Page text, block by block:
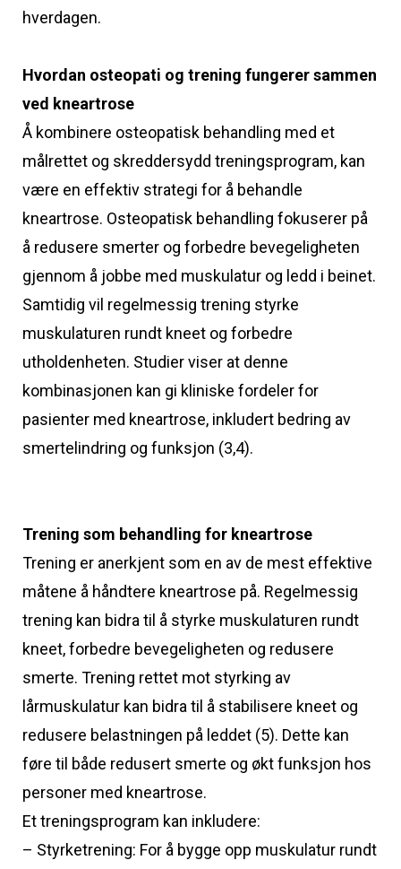
hverdagen.
Hvordan osteopati og trening fungerer sammen
ved kneartrose
Å kombinere osteopatisk behandling med et
målrettet og skreddersydd treningsprogram, kan
være en effektiv strategi for å behandle
kneartrose. Osteopatisk behandling fokuserer på
å redusere smerter og forbedre bevegeligheten
gjennom å jobbe med muskulatur og ledd i beinet.
Samtidig vil regelmessig trening styrke
muskulaturen rundt kneet og forbedre
utholdenheten. Studier viser at denne
kombinasjonen kan gi kliniske fordeler for
pasienter med kneartrose, inkludert bedring av
smertelindring og funksjon (3,4).
Trening som behandling for kneartrose
Trening er anerkjent som en av de mest effektive
måtene å håndtere kneartrose på. Regelmessig
trening kan bidra til å styrke muskulaturen rundt
kneet, forbedre bevegeligheten og redusere
smerte. Trening rettet mot styrking av
lårmuskulatur kan bidra til å stabilisere kneet og
redusere belastningen på leddet (5). Dette kan
føre til både redusert smerte og økt funksjon hos
personer med kneartrose.
Et treningsprogram kan inkludere:
– Styrketrening: For å bygge opp muskulatur rundt